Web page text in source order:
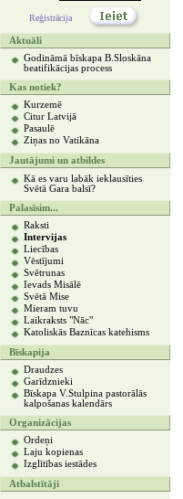
Reģistrācija
Aktuāli
Godināmā bīskapa B.Sloskāna
beatifikācijas process
Kas notiek?
Kurzemē
Citur Latvijā
Pasaulē
Ziņas no Vatikāna
Jautājumi un atbildes
Kā es varu labāk ieklausīties
Svētā Gara balsī?
Palasīsim...
Raksti
Intervijas
Liecības
Vēstījumi
Svētrunas
Ievads Misālē
Svētā Mise
Mieram tuvu
Laikraksts "Nāc"
Katoliskās Baznīcas katehisms
Bīskapija
Draudzes
Garīdznieki
Bīskapa V.Stulpina pastorālās
kalpošanas kalendārs
Organizācijas
Ordeņi
Laju kopienas
Izglītības iestādes
Atbalstītāji